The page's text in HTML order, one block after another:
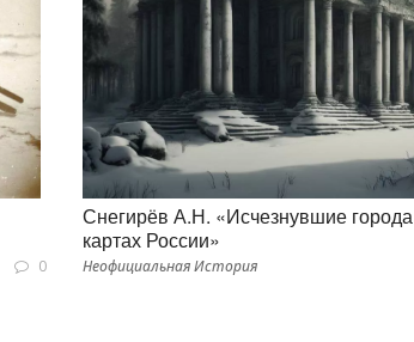
0
Снегирёв А.Н. «Исчезнувшие
картах России»
Неофициальная История